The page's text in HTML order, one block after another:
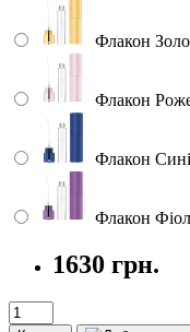
Флакон
Флакон
Флакон
Флакон
1630 грн.